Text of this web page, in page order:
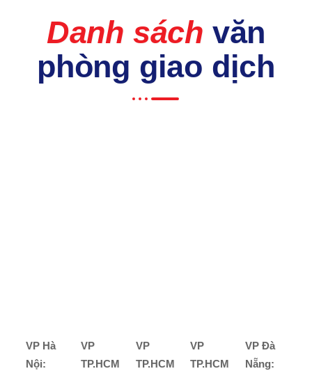
Danh sách văn
phòng giao dịch
VP Hà
Nội:
VP
TP.HCM
VP
TP.HCM
VP
TP.HCM
VP Đà
Nẵng: